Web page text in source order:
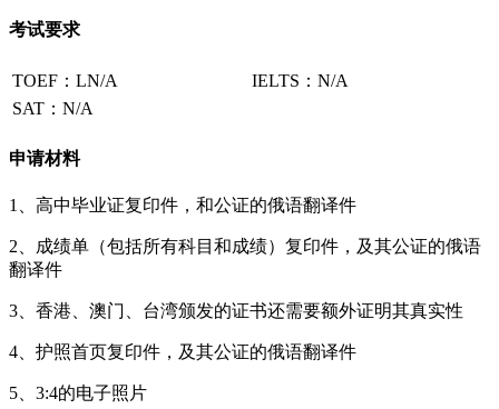
考试要求
TOEF：LN/A
IELTS：N/A
SAT：N/A
申请材料
1、高中毕业证复印件，和公证的俄语翻译件
2、成绩单（包括所有科目和成绩）复印件，及其公证的俄语
翻译件
3、香港、澳门、台湾颁发的证书还需要额外证明其真实性
4、护照首页复印件，及其公证的俄语翻译件
5、3:4的电子照片